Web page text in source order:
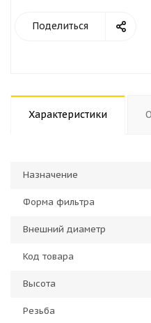
Поделиться
Характеристики
Назначение
Форма фильтра
Внешний диаметр
Код товара
Высота
Резьба